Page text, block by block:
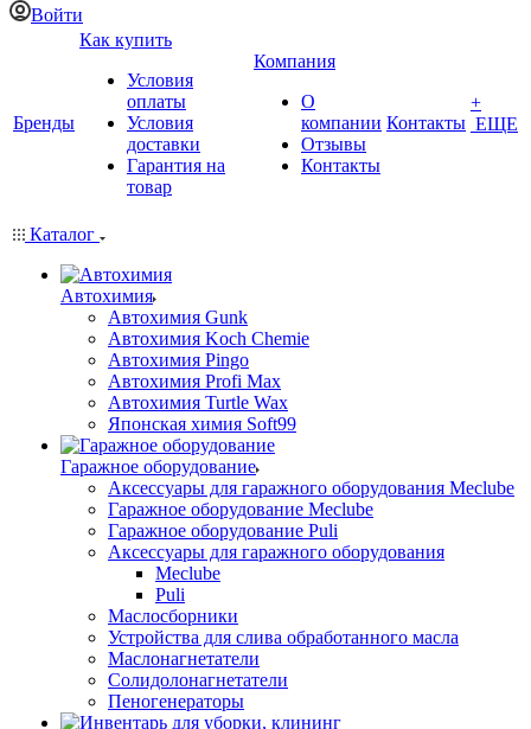
Войти
Бренды
Как купить
Условия
оплаты
Условия
доставки
Гарантия на
товар
Компания
О
компании
Отзывы
Контакты
Контакты
+
ЕЩЕ
Каталог
Автохимия
Автохимия Gunk
Автохимия Koch Chemie
Автохимия Pingo
Автохимия Profi Max
Автохимия Turtle Wax
Японская химия Soft99
Гаражное оборудование
Аксессуары для гаражного оборудования Meclube
Гаражное оборудование Meclube
Гаражное оборудование Puli
Аксессуары для гаражного оборудования
Meclube
Puli
Маслосборники
Устройства для слива обработанного масла
Маслонагнетатели
Солидолонагнетатели
Пеногенераторы